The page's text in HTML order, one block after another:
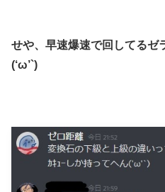
せや、早速爆速で回してるゼ
(‘ω’`)